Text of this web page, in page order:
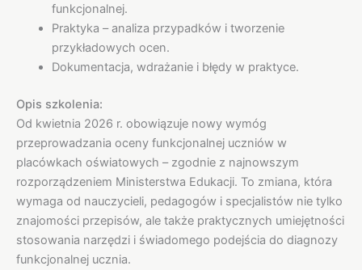
funkcjonalnej.
Praktyka – analiza przypadków i tworzenie
przykładowych ocen.
Dokumentacja, wdrażanie i błędy w praktyce.
Opis szkolenia:
Od kwietnia 2026 r. obowiązuje nowy wymóg
przeprowadzania oceny funkcjonalnej uczniów w
placówkach oświatowych – zgodnie z najnowszym
rozporządzeniem Ministerstwa Edukacji. To zmiana, która
wymaga od nauczycieli, pedagogów i specjalistów nie tylko
znajomości przepisów, ale także praktycznych umiejętności
stosowania narzędzi i świadomego podejścia do diagnozy
funkcjonalnej ucznia.